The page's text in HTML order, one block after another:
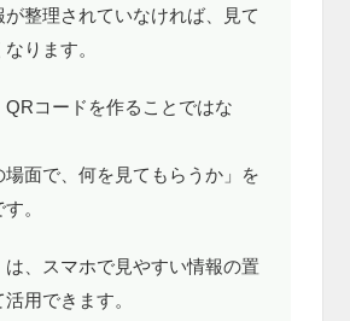
が整理されていなければ、見て
ります。
QRコードを作ることではな
場面で、何を見てもらうか」を
。
は、スマホで見やすい情報の置
用できます。